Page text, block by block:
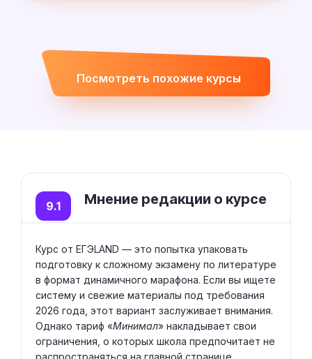
Посмотреть похожие курсы
Мнение редакции о курсе
9.1
Курс от ЕГЭLAND — это попытка упаковать
подготовку к сложному экзамену по литературе
в формат динамичного марафона. Если вы ищете
систему и свежие материалы под требования
2026 года, этот вариант заслуживает внимания.
Однако тариф «Минимал» накладывает свои
ограничения, о которых школа предпочитает не
распространяться на главной странице.